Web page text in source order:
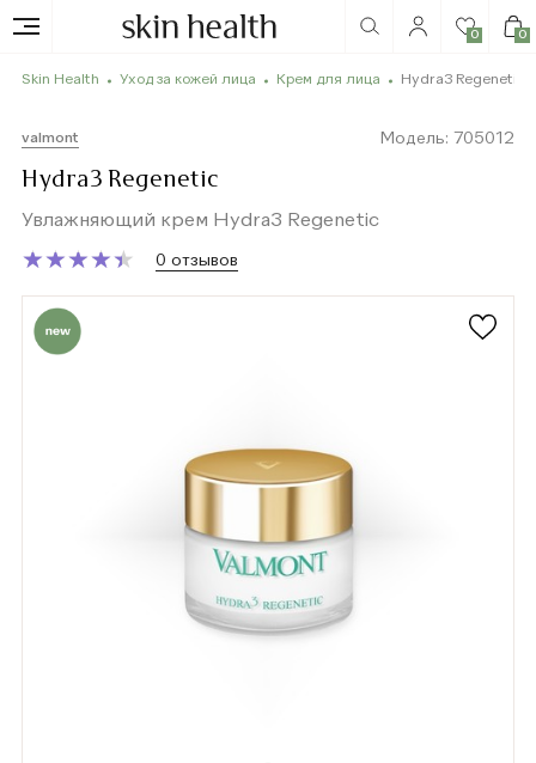
0 0
Skin Health Уход за кожей лица Крем для лица Hydra3 Regenetic
valmont Модель: 705012
Hydra3 Regenetic
Увлажняющий крем Hydra3 Regenetic
★
★★
★★
★★
★★
★ 0 отзывов